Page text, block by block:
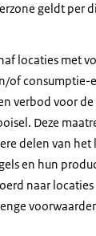
geldt per
locaties met
of consumptie-
verbod voor
Deze
delen van
en hun
naar